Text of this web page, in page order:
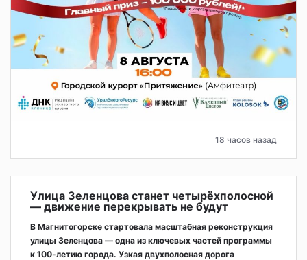
18 часов назад
Улица Зеленцова станет четырёхполосной
— движение перекрывать не будут
В Магнитогорске стартовала масштабная реконструкция
улицы Зеленцова — одна из ключевых частей программы
к 100-летию города. Узкая двухполосная дорога